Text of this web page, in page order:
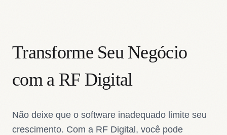
Transforme Seu Negócio
com a RF Digital
Não deixe que o software inadequado limite seu
crescimento. Com a RF Digital, você pode